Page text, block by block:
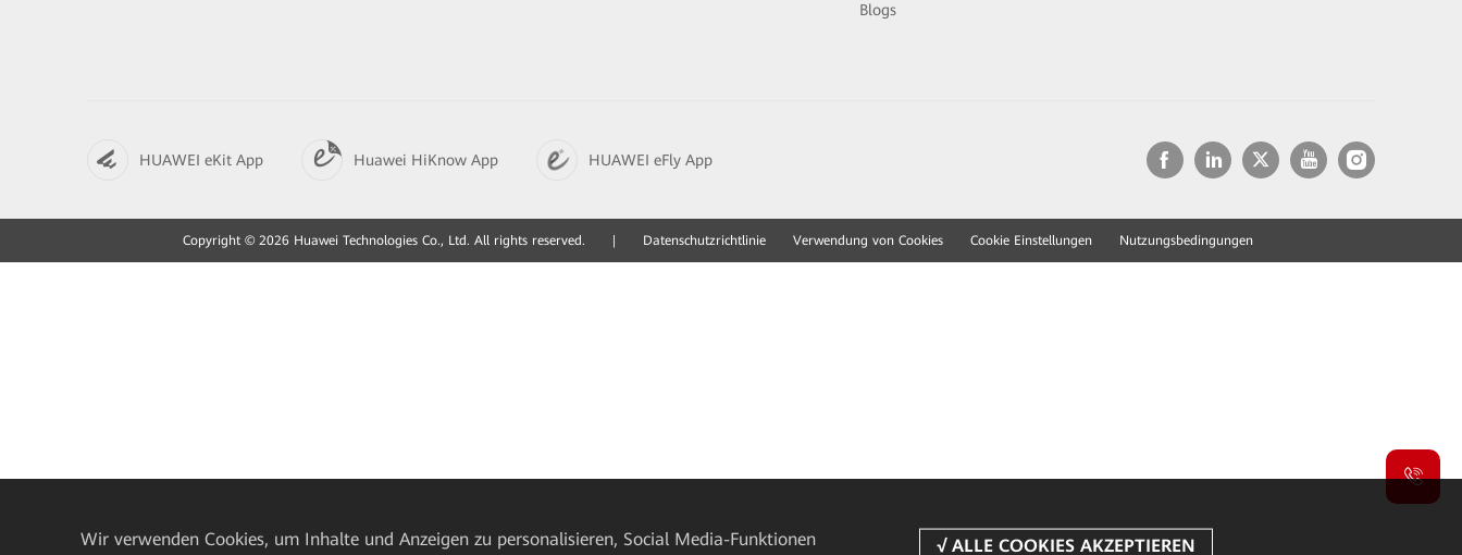
Blogs
HUAWEI eKit App Huawei HiKnow App HUAWEI eFly App
Copyright © 2026 Huawei Technologies Co., Ltd. All rights reserved. Datenschutzrichtlinie Verwendung von Cookies Cookie Einstellungen Nutzungsbedingungen
Wir verwenden Cookies, um Inhalte und Anzeigen zu personalisieren, Social Media-Funktionen